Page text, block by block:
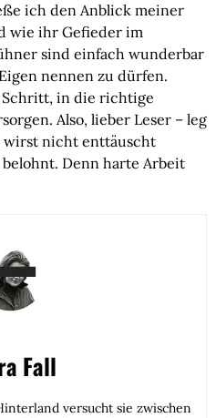
ich den Anblick meiner
wie ihr Gefieder im
sind einfach wunderbar
nennen zu dürfen.
in die richtige
Also, lieber Leser – leg
wirst nicht enttäuscht
Denn harte Arbeit
Fall
versucht sie zwischen